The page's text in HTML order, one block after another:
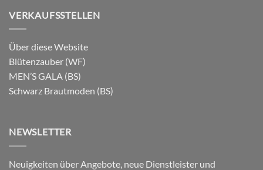
VERKAUFSSTELLEN
Über diese Website
Blütenzauber (WF)
MEN’S GALA (BS)
Schwarz Brautmoden (BS)
NEWSLETTER
Neuigkeiten über Angebote, neue Dienstleister und